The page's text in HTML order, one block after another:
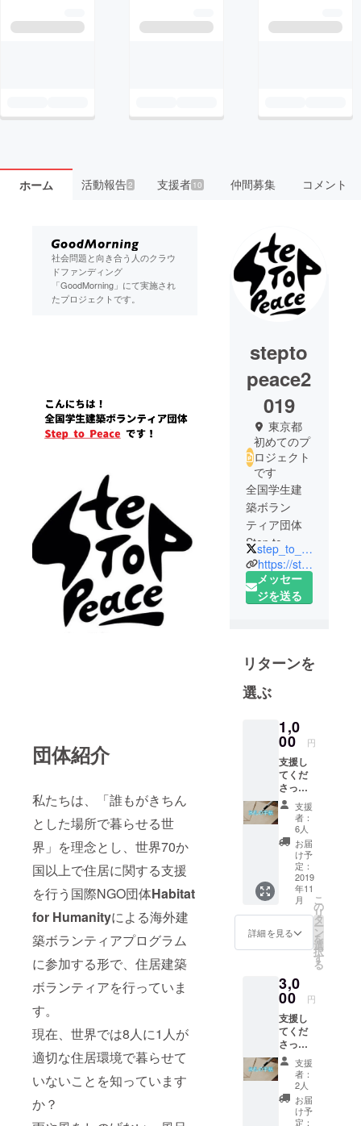
ホーム 活動報告2 支援者 10 仲間募集 コメント
社会問題と向き合う人のクラウ
ドファンディング
「GoodMorning」にて実施され
たプロジェクトです。
団体紹介
私たちは、「誰もがきちん
とした場所で暮らせる世
界」を理念とし、世界70か
国以上で住居に関する支援
を行う国際NGO団体Habitat
for Humanityによる海外建
築ボランティアプログラム
に参加する形で、住居建築
ボランティアを行っていま
す。
現在、世界では8人に1人が
適切な住居環境で暮らせて
いないことを知っています
か？
stepto
peace2
019
東京都
初めてのプ
ロジェクト
です
全国学生建
築ボラン
ティア団体
Step to
Peaceです！
8月17日から
28日まで、
う地域で住
居建築ボラ
ンティアを
行います！
派遣人数
は、全国か
ら集まった
大学生74
人！
ご支援よろ
しくお願い
します!
step_to_peace
https://steptopeace.jimdo.com/
メッセー
ジを送る
リターンを
選ぶ
1,0
00 円
支援し
てくだ
さった
皆様に
はお礼
の手
紙、ポ
スト
カード
をリ
ターン
でお届
けしま
す。 ま
た、希
には活
動報告
書(PDF)
メール
にてお
送り致
しま
す。
支援
者：
6人
お届
け予
定：
2019
年11
月
詳細を見る
こ
の
リ
タ
ー
ン
を
選
択
す
る
3,0
00 円
支援し
てくだ
さった
皆様に
はお礼
の手
紙、カ
ンボジ
アのお
支援
者：
2人
お届
け予
定：